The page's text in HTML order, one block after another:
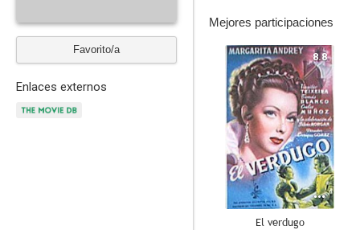
Favorito/a
Enlaces externos
Mejores participaciones
8.8
El verdugo